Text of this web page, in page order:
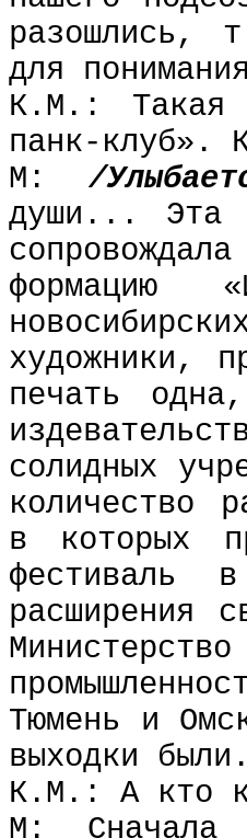
разошлись,
для
К.М.: Такая
панк-клуб».
М:
/
души... Эта
формацию
художники,
печать
солидных
количество
в которых
фестиваль
расширения
Тюмень и
выходки были.
К.М.: А кто
М: Сначала